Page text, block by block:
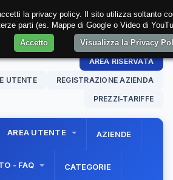
AREA RISERVATA
UTENTE REGISTRAZIONE AZIENDA
PREZZI-TARIFFE
AREA UTENTE AZIENDE
- FAQ CATEGORIE
la privacy policy. Il sito utilizza soltanto
parti (es. Mappe di Google o Video di
Accetto
Visualizza la Privacy